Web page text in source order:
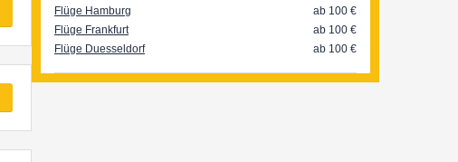
Flüge Hamburg
ab 100 €
Flüge Frankfurt
ab 100 €
Flüge Duesseldorf
ab 100 €